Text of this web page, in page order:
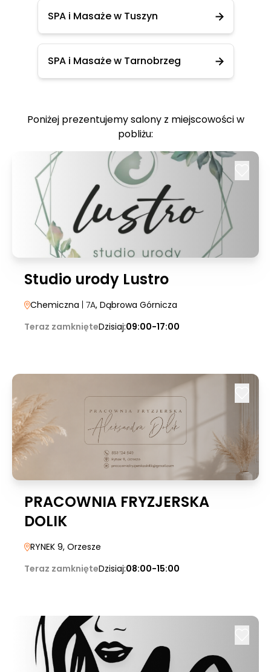
SPA i Masaże w Tuszyn
SPA i Masaże w Tarnobrzeg
Poniżej prezentujemy salony z miejscowości w
pobliżu:
Studio urody Lustro
Chemiczna | 7A, Dąbrowa Górnicza
Teraz zamknięteDzisiaj:09:00-17:00
PRACOWNIA FRYZJERSKA
DOLIK
RYNEK 9, Orzesze
Teraz zamknięteDzisiaj:08:00-15:00